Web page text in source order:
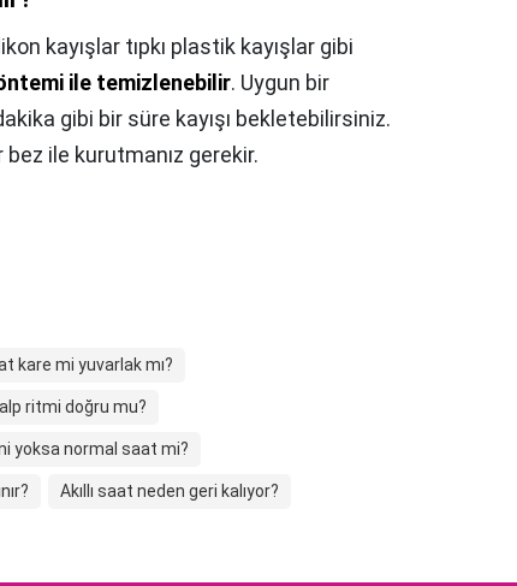
kayışlar tıpkı plastik kayışlar gibi
ile temizlenebilir. Uygun bir
gibi bir süre kayışı bekletebilirsiniz.
ile kurutmanız gerekir.
kare mi yuvarlak mı?
ritmi doğru mu?
yoksa normal saat mi?
Akıllı saat neden geri kalıyor?